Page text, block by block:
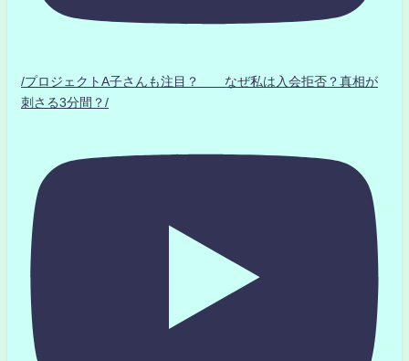
/プロジェクトA子さんも注目？ なぜ私は入会拒否？真相が
刺さる3分間？/